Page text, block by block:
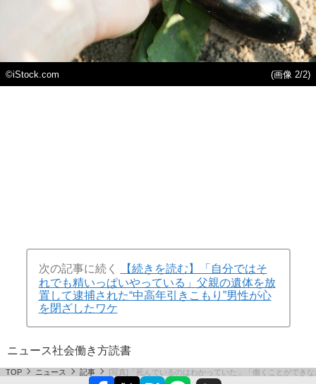
©iStock.com (画像 2/2)
次の記事に続く
【続きを読む】「自分ではそ
れでも精いっぱいやっている」父親の遺体を放
置して逮捕された“中高年引きこもり”男性が心
を閉ざしたワケ
ニュース社会働き方読書
TOP ニュース 記事 [写真]「死んでいるのはわかっていた」「働くことができ